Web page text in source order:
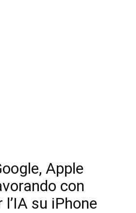
Apple
con
l’IA su iPhone